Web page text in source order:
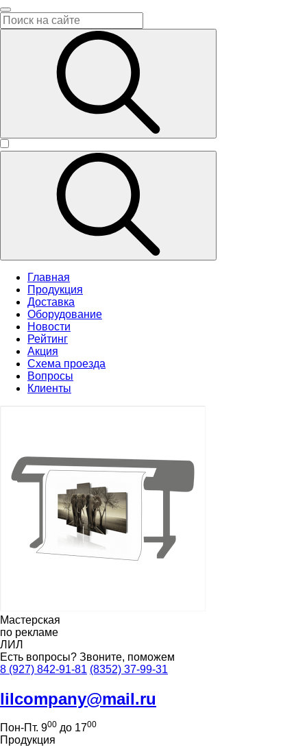
Главная
Продукция
Доставка
Оборудование
Новости
Рейтинг
Акция
Схема проезда
Вопросы
Клиенты
Мастерская
по рекламе
ЛИЛ
Есть вопросы? Звоните, поможем
8 (927) 842-91-81 (8352) 37-99-31
lilcompany@mail.ru
Пон-Пт. 900 до 1700
Продукция